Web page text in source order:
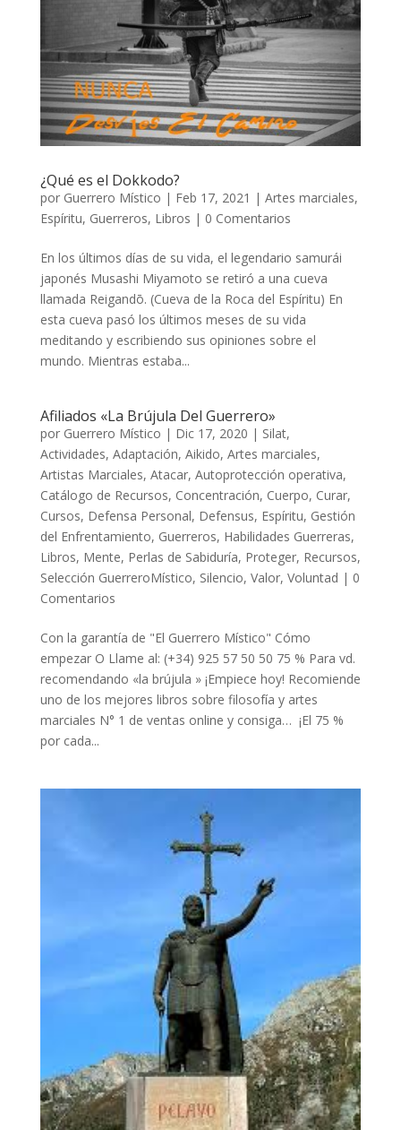
¿Qué es el Dokkodo?
por Guerrero Místico | Feb 17, 2021 | Artes marciales,
Espíritu, Guerreros, Libros | 0 Comentarios
En los últimos días de su vida, el legendario samurái
japonés Musashi Miyamoto se retiró a una cueva
llamada Reigandō. (Cueva de la Roca del Espíritu) En
esta cueva pasó los últimos meses de su vida
meditando y escribiendo sus opiniones sobre el
mundo. Mientras estaba...
Afiliados «La Brújula Del Guerrero»
por Guerrero Místico | Dic 17, 2020 | Silat,
Actividades, Adaptación, Aikido, Artes marciales,
Artistas Marciales, Atacar, Autoprotección operativa,
Catálogo de Recursos, Concentración, Cuerpo, Curar,
Cursos, Defensa Personal, Defensus, Espíritu, Gestión
del Enfrentamiento, Guerreros, Habilidades Guerreras,
Libros, Mente, Perlas de Sabiduría, Proteger, Recursos,
Selección GuerreroMístico, Silencio, Valor, Voluntad | 0
Comentarios
Con la garantía de "El Guerrero Místico" Cómo
empezar O Llame al: (+34) 925 57 50 50 75 % Para vd.
recomendando «la brújula » ¡Empiece hoy! Recomiende
uno de los mejores libros sobre filosofía y artes
marciales N° 1 de ventas online y consiga… ¡El 75 %
por cada...